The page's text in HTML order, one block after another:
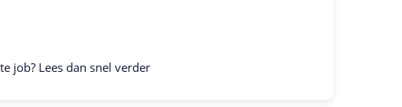
job? Lees dan snel verder